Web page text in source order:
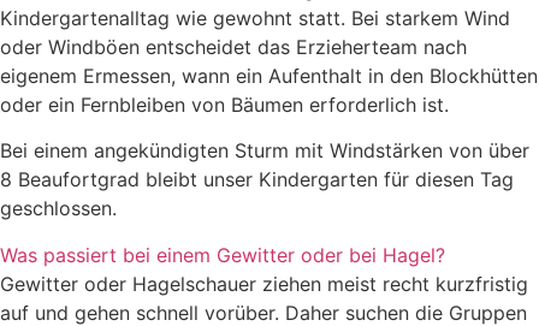
Kindergartenalltag wie gewohnt statt. Bei starkem Wind
oder Windböen entscheidet das Erzieherteam nach
eigenem Ermessen, wann ein Aufenthalt in den Blockhütten
oder ein Fernbleiben von Bäumen erforderlich ist.
Bei einem angekündigten Sturm mit Windstärken von über
8 Beaufortgrad bleibt unser Kindergarten für diesen Tag
geschlossen.
Was passiert bei einem Gewitter oder bei Hagel?
Gewitter oder Hagelschauer ziehen meist recht kurzfristig
auf und gehen schnell vorüber. Daher suchen die Gruppen